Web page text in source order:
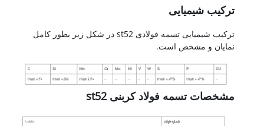
ترکیب شیمیایی
ترکیب شیمیایی تسمه فولادی st52 در شکل زیر بطور کامل
نمایان و مشخص است.
مشخصات تسمه فولاد کربنی st52